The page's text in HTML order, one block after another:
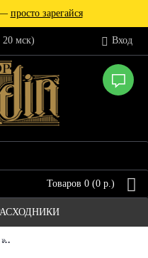
— просто зарегайся
20 мск) Вход
Товаров 0 (0 р.)